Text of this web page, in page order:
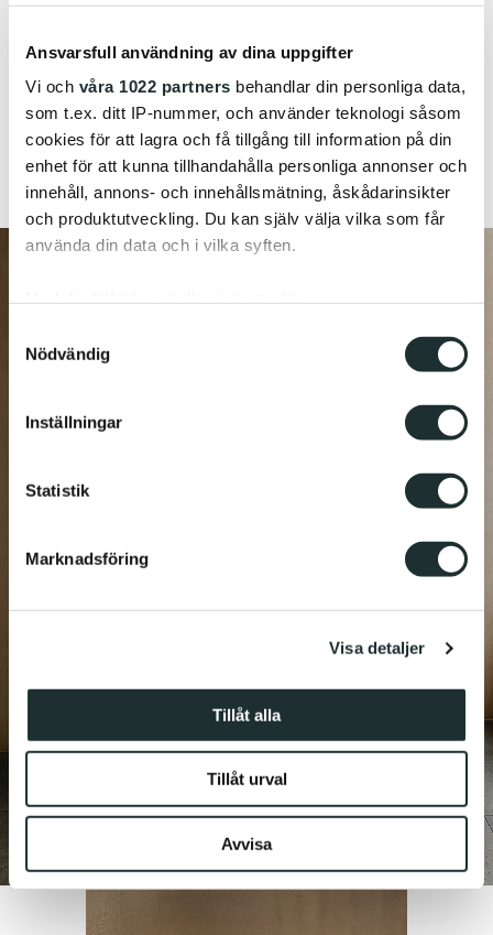
Ansvarsfull användning av dina uppgifter
Vi och våra 1022 partners behandlar din personliga data,
som t.ex. ditt IP-nummer, och använder teknologi såsom
cookies för att lagra och få tillgång till information på din
enhet för att kunna tillhandahålla personliga annonser och
innehåll, annons- och innehållsmätning, åskådarinsikter
och produktutveckling. Du kan själv välja vilka som får
använda din data och i vilka syften.
som kan ha en noggrannhet på upp till flera meter
Ta reda på mer om hur dina personliga uppgifter
Du kan ändra eller dra tillbaka ditt samtycke när som
Vi använder enhetsidentifierare för att anpassa innehållet
vidarebefordrar även sådana identifierare och annan
information som du har tillhandahållit eller som de har
samlat in när du har använt deras tjänster.
Nödvändig
Inställningar
Statistik
Marknadsföring
Visa detaljer
Tillåt alla
Tillåt urval
Avvisa